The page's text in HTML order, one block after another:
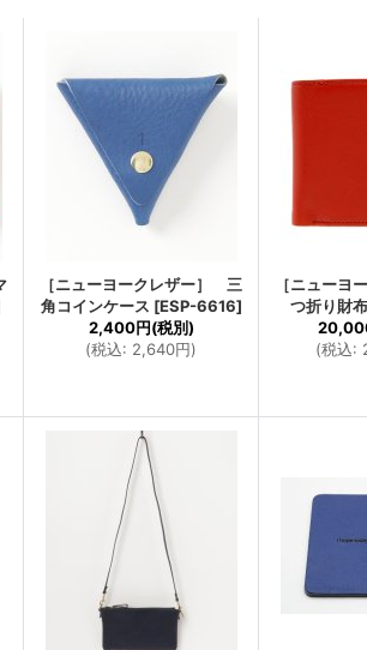
［ニューヨークレザー］ 三
角コインケース [ESP-6616]
2,400円(税別)
(税込: 2,640円)
［ニュー
つ折り財布
(税込: